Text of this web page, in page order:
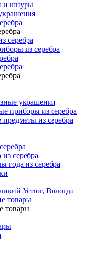
и шнуры
серебра
из серебра
украшения
приборы из серебра
из серебра
серебра
года из серебра
Устюг, Вологда
товары
товары